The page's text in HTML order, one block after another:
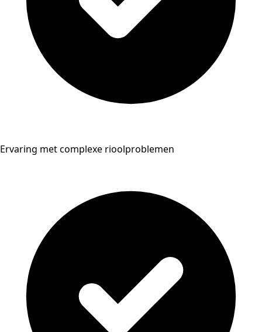
Ervaring met complexe rioolproblemen